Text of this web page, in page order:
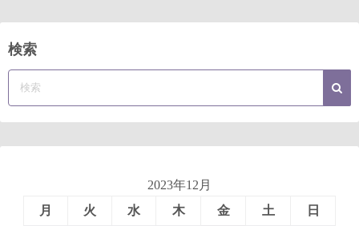
検索
2023年12月
月
火 水 木 金 土 日